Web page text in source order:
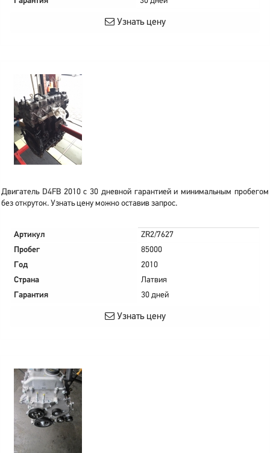
Узнать цену
Двигатель D4FB 2010 с 30 дневной гарантией и минимальным пробегом
без откруток. Узнать цену можно оставив запрос.
Артикул
ZR2/7627
Пробег
85000
Год
2010
Страна
Латвия
Гарантия
30 дней
Узнать цену